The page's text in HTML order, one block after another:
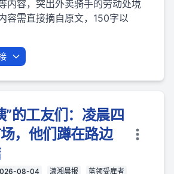
内容，突出外卖骑手的劳动处境
容需直接摘自原文，150字以
”的工友们：凌晨四
，他们蹲在路边
08-04 潇湘晨报
蓝领受雇者